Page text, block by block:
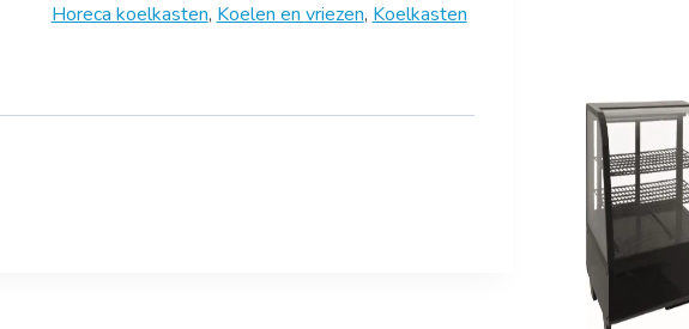
Horeca koelkasten, Koelen en vriezen, Koelkasten